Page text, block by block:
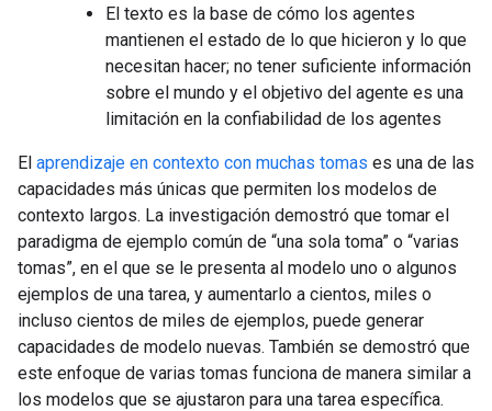
El texto es la base de cómo los agentes
mantienen el estado de lo que hicieron y lo que
necesitan hacer; no tener suficiente información
sobre el mundo y el objetivo del agente es una
limitación en la confiabilidad de los agentes
El aprendizaje en contexto con muchas tomas es una de las
capacidades más únicas que permiten los modelos de
contexto largos. La investigación demostró que tomar el
paradigma de ejemplo común de “una sola toma” o “varias
tomas”, en el que se le presenta al modelo uno o algunos
ejemplos de una tarea, y aumentarlo a cientos, miles o
incluso cientos de miles de ejemplos, puede generar
capacidades de modelo nuevas. También se demostró que
este enfoque de varias tomas funciona de manera similar a
los modelos que se ajustaron para una tarea específica.